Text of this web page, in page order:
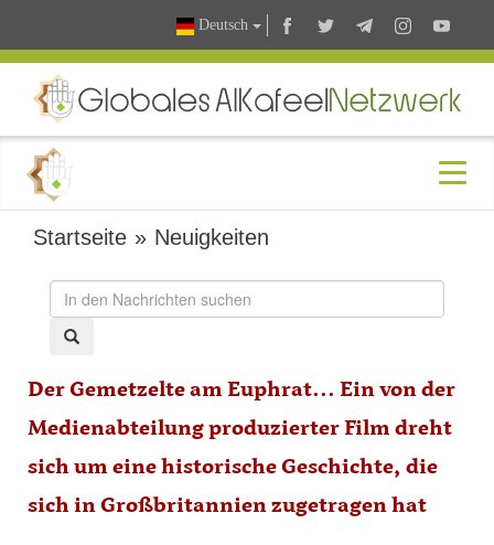
Deutsch
Startseite » Neuigkeiten
Der Gemetzelte am Euphrat... Ein von der
Medienabteilung produzierter Film dreht
sich um eine historische Geschichte, die
sich in Großbritannien zugetragen hat